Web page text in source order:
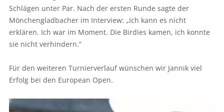
Schlägen unter Par. Nach der ersten Runde sagte der
Mönchengladbacher im Interview: „Ich kann es nicht
erklären. Ich war im Moment. Die Birdies kamen, ich konnte
sie nicht verhindern.“
Für den weiteren Turnierverlauf wünschen wir Jannik viel
Erfolg bei den European Open.